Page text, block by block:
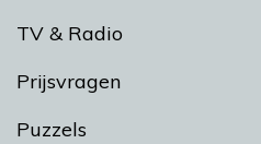
TV & Radio
Prijsvragen
Puzzels